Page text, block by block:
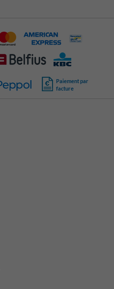
Paiement par
facture